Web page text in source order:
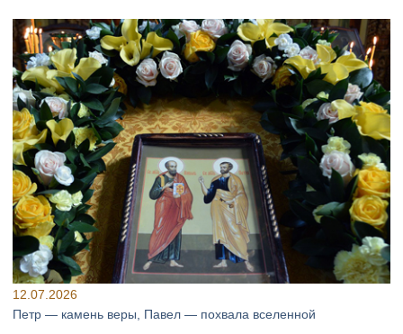
12.07.2026
Петр — камень веры, Павел — похвала вселенной